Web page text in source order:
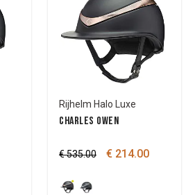
Rijhelm Halo Luxe
CHARLES OWEN
€ 535.00 € 214.00